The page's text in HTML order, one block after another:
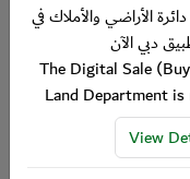
الأراضي والأملاك في
دبي الآن
The Digital Sale
Land Department
View